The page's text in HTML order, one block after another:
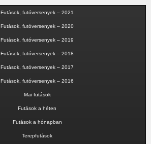
Futások, futóversenyek – 2021
Futások, futóversenyek – 2020
Futások, futóversenyek – 2019
Futások, futóversenyek – 2018
Futások, futóversenyek – 2017
Futások, futóversenyek – 2016
Mai futások
Futások a héten
Futások a hónapban
Terepfutások